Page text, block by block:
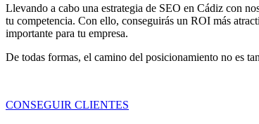
Llevando a cabo una estrategia de SEO en Cádiz con
tu competencia. Con ello, conseguirás un ROI más
importante para tu empresa.
De todas formas, el camino del posicionamiento no es
CONSEGUIR CLIENTES